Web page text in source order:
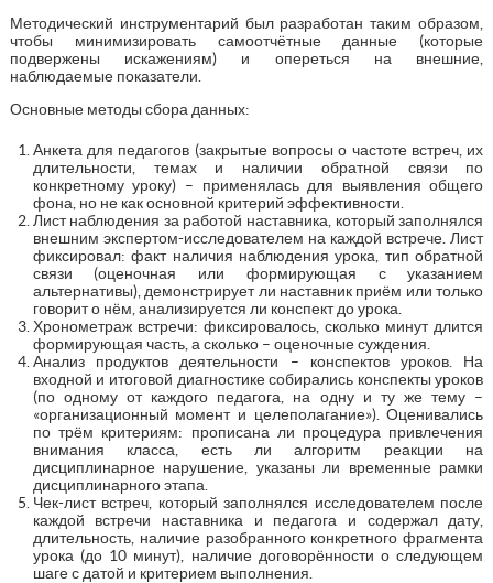
Методический инструментарий был разработан таким образом,
чтобы минимизировать самоотчётные данные (которые
подвержены искажениям) и опереться на внешние,
наблюдаемые показатели.
Основные методы сбора данных:
Анкета для педагогов (закрытые вопросы о частоте встреч, их
длительности, темах и наличии обратной связи по
конкретному уроку) – применялась для выявления общего
фона, но не как основной критерий эффективности.
Лист наблюдения за работой наставника, который заполнялся
внешним экспертом-исследователем на каждой встрече. Лист
фиксировал: факт наличия наблюдения урока, тип обратной
связи (оценочная или формирующая с указанием
альтернативы), демонстрирует ли наставник приём или только
говорит о нём, анализируется ли конспект до урока.
Хронометраж встречи: фиксировалось, сколько минут длится
формирующая часть, а сколько – оценочные суждения.
Анализ продуктов деятельности – конспектов уроков. На
входной и итоговой диагностике собирались конспекты уроков
(по одному от каждого педагога, на одну и ту же тему –
«организационный момент и целеполагание»). Оценивались
по трём критериям: прописана ли процедура привлечения
внимания класса, есть ли алгоритм реакции на
дисциплинарное нарушение, указаны ли временные рамки
дисциплинарного этапа.
Чек-лист встреч, который заполнялся исследователем после
каждой встречи наставника и педагога и содержал дату,
длительность, наличие разобранного конкретного фрагмента
урока (до 10 минут), наличие договорённости о следующем
шаге с датой и критерием выполнения.